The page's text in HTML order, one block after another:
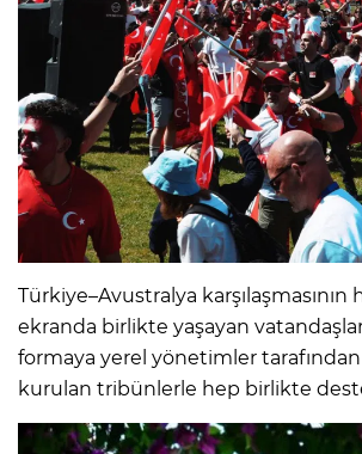
Türkiye–Avustralya karşılaşmasının
ekranda birlikte yaşayan vatandaşlar,
formaya yerel yönetimler
kurulan tribünlerle hep birlikte